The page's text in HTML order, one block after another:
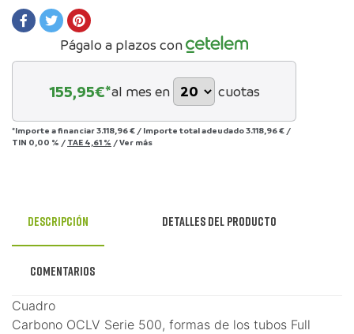
Págalo a plazos con
155,95€*al mes en cuotas
*Importe a financiar3.118,96 € / Importe total adeudado3.118,96 € /
TIN 0,00 % / TAE 4,61 % /Ver más
Descripción Detalles del producto
Comentarios
Cuadro
Carbono OCLV Serie 500, formas de los tubos Full